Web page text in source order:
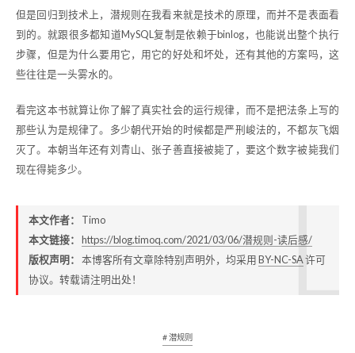
但是回归到技术上，潜规则在我看来就是技术的原理，而并不是表面看
到的。就跟很多都知道MySQL复制是依赖于binlog，也能说出整个执行
步骤，但是为什么要用它，用它的好处和坏处，还有其他的方案吗，这
些往往是一头雾水的。
看完这本书就算让你了解了真实社会的运行规律，而不是把法条上写的
那些认为是规律了。多少朝代开始的时候都是严刑峻法的，不都灰飞烟
灭了。本朝当年还有刘青山、张子善直接被毙了，要这个数字被毙我们
现在得毙多少。
本文作者： Timo
本文链接：
https://blog.timoq.com/2021/03/06/潜规则-读后感/
版权声明： 本博客所有文章除特别声明外，均采用BY-NC-SA许可
协议。转载请注明出处！
# 潜规则